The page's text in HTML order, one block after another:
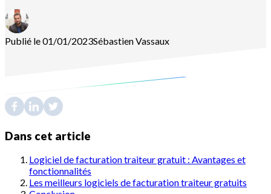
Publié le 01/01/2023SébastienVassaux
Dans cet article
Logiciel de facturation traiteur gratuit : Avantages et
fonctionnalités
Les meilleurs logiciels de facturation traiteur gratuits